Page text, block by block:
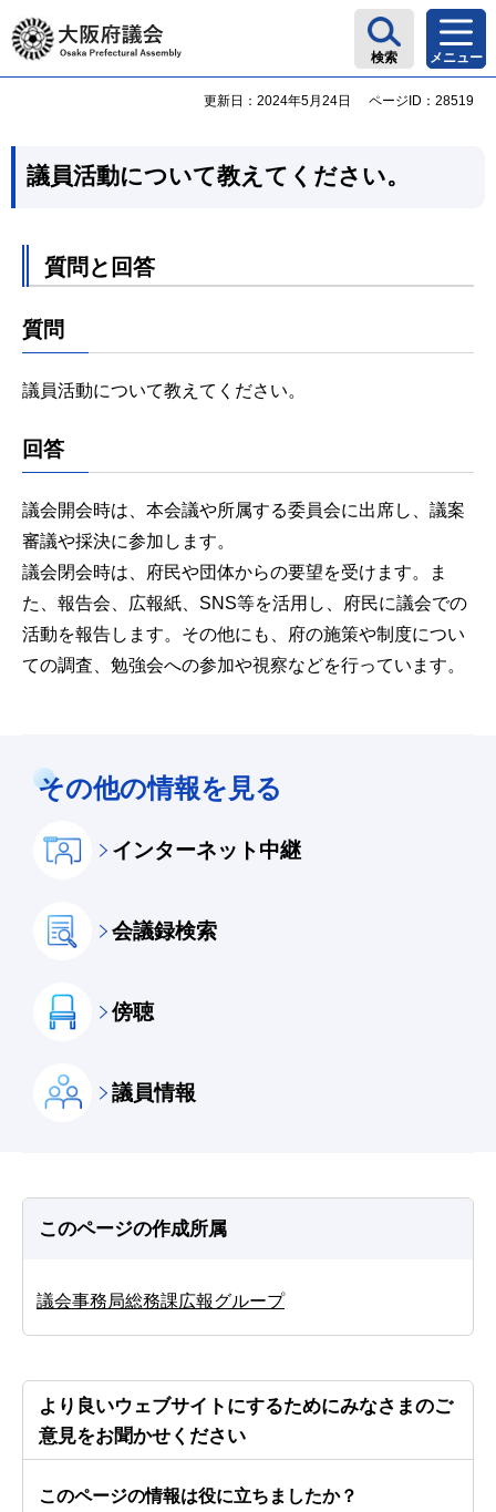
大阪府議会
検索 メニュー
更新日：2024年5月24日 ページID：28519
議員活動について教えてください。
質問と回答
質問
議員活動について教えてください。
回答
議会開会時は、本会議や所属する委員会に出席し、議案
審議や採決に参加します。
議会閉会時は、府民や団体からの要望を受けます。ま
た、報告会、広報紙、SNS等を活用し、府民に議会での
活動を報告します。その他にも、府の施策や制度につい
ての調査、勉強会への参加や視察などを行っています。
その他の情報を見る
インターネット中継
会議録検索
傍聴
議員情報
このページの作成所属
議会事務局総務課広報グループ
より良いウェブサイトにするためにみなさまのご
意見をお聞かせください
このページの情報は役に立ちましたか？